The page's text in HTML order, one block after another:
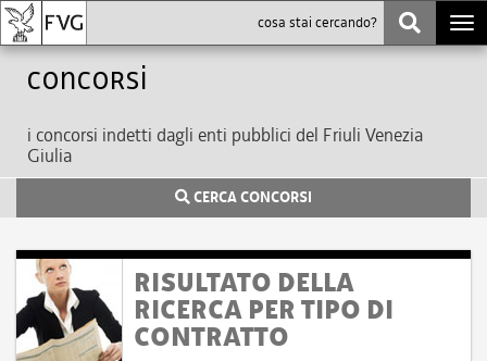
Concorsi
i concorsi indetti dagli enti pubblici del Friuli Venezia
Giulia
CERCA CONCORSI
RISULTATO DELLA
RICERCA PER TIPO DI
CONTRATTO